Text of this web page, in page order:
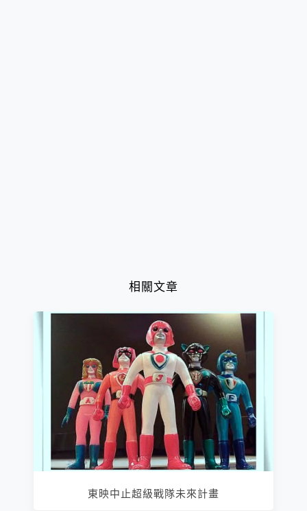
相關文章
東映中止超級戰隊未來計畫